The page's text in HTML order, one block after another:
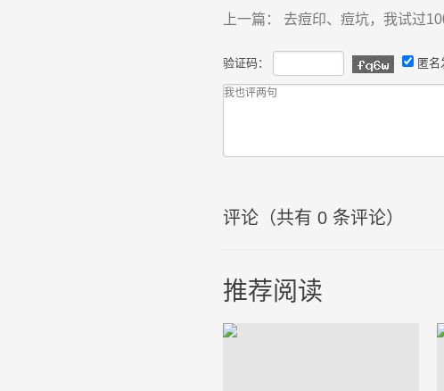
上一篇： 去痘印、痘坑，我试过
验证码： 匿名
评论（共有 0 条评论）
推荐阅读